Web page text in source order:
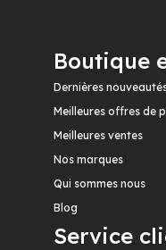
Boutique
Dernières
Meilleures offres de
Meilleures ventes
Nos marques
Qui sommes nous
Blog
Service